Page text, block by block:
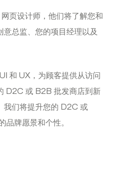
页设计师，他们将了解您和
总监、您的项目经理以及
和 UX，为顾客提供从访问
D2C 或 B2B 批发商店到新
我们将提升您的 D2C 或
品牌愿景和个性。